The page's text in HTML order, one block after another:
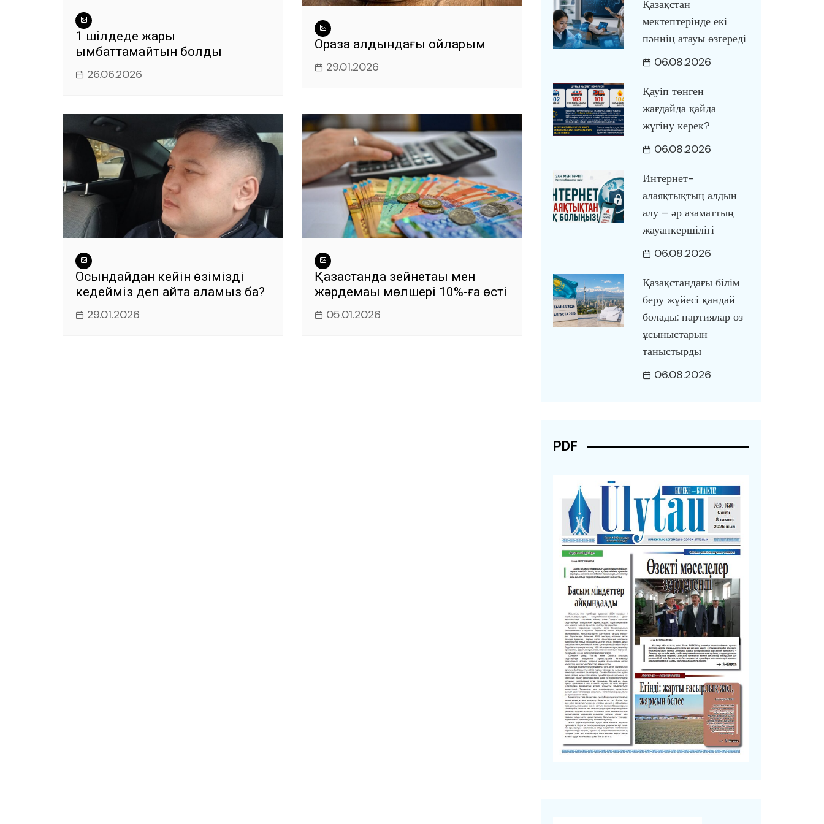
1 шілдеде жарық
қымбаттамайтын болды
26.06.2026
Ораза алдындағы ойларым
29.01.2026
Осындайдан кейін өзімізді
кедейміз деп айта аламыз ба?
29.01.2026
Қазақстанда зейнетақы мен
жәрдемақы мөлшері 10%-ға өсті
05.01.2026
Қазақстан
мектептерінде екі
пәннің атауы өзгереді
06.08.2026
Қауіп төнген
жағдайда қайда
жүгіну керек?
06.08.2026
Интернет-
алаяқтықтың алдын
алу – әр азаматтың
жауапкершілігі
06.08.2026
Қазақстандағы білім
беру жүйесі қандай
болады: партиялар өз
ұсыныстарын
таныстырды
06.08.2026
PDF